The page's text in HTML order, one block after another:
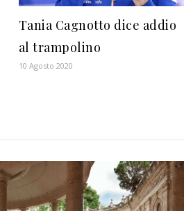
Tania Cagnotto dice addio
al trampolino
10 Agosto 2020